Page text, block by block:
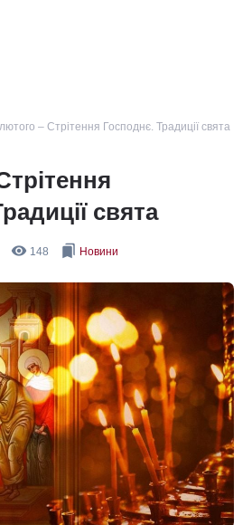
– Стрітення Господнє. Традиції свята
свята
remove_red_eye 148 bookmarks Новини